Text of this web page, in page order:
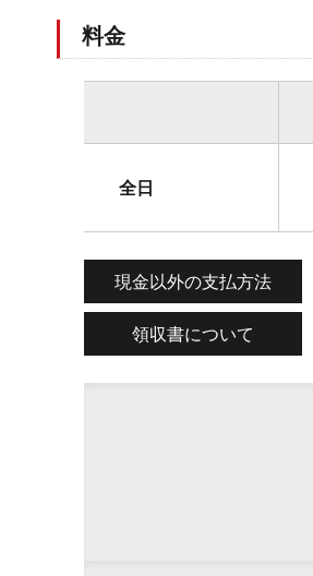
料金
全日
現金以外の支払方法
領収書について